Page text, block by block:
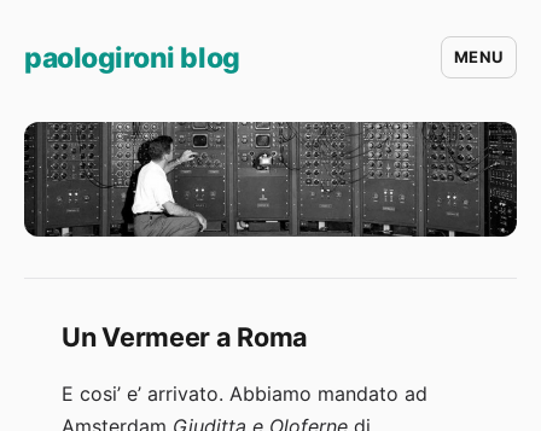
paologironi blog MENU
Un Vermeer a Roma
E cosi’ e’ arrivato. Abbiamo mandato ad